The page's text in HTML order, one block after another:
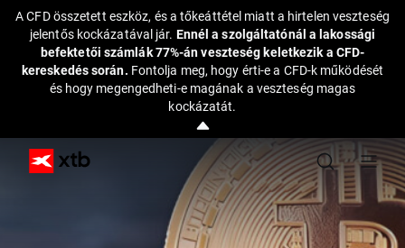
A CFD összetett eszköz, és a tőkeáttétel miatt a hirtelen veszteség
jelentős kockázatával jár. Ennél a szolgáltatónál a lakossági
befektetői számlák 77%-án veszteség keletkezik a CFD-
kereskedés során. Fontolja meg, hogy érti-e a CFD-k működését
és hogy megengedheti-e magának a veszteség magas
kockázatát.